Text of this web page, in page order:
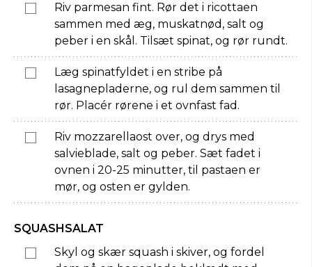
Riv parmesan fint. Rør det i ricottaen
sammen med æg, muskatnød, salt og
peber i en skål. Tilsæt spinat, og rør rundt.
Læg spinatfyldet i en stribe på
lasagnepladerne, og rul dem sammen til
rør. Placér rørene i et ovnfast fad.
Riv mozzarellaost over, og drys med
salvieblade, salt og peber. Sæt fadet i
ovnen i 20-25 minutter, til pastaen er
mør, og osten er gylden.
SQUASHSALAT
Skyl og skær squash i skiver, og fordel